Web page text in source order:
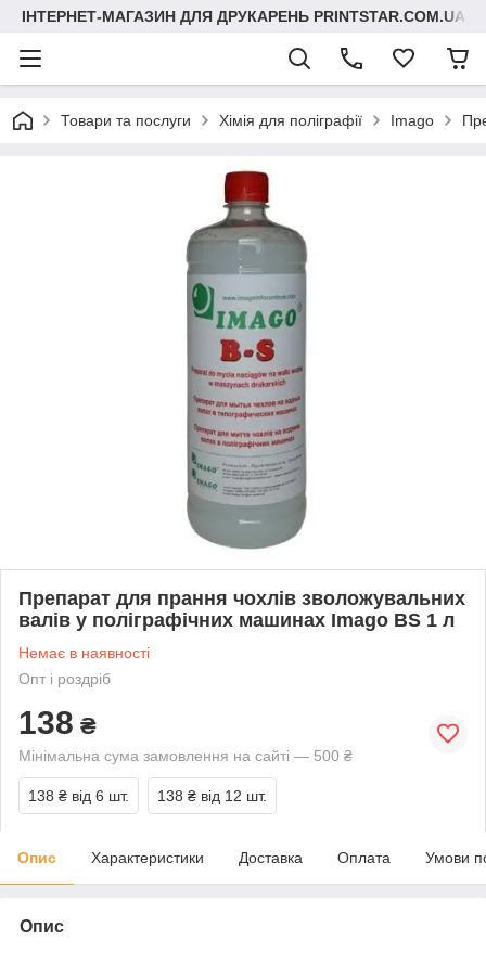
ІНТЕРНЕТ-МАГАЗИН ДЛЯ ДРУКАРЕНЬ PRINTSTAR.COM.UA
Товари та послуги Хімія для поліграфії Imago
Препарат для прання чохлів зволожувальних
валів у поліграфічних машинах Imago BS 1 л
Немає в наявності
Опт і роздріб
138 ₴
Мінімальна сума замовлення на сайті — 500 ₴
138 ₴ від 6 шт. 138 ₴ від 12 шт.
Опис Характеристики Доставка Оплата Умови
Опис